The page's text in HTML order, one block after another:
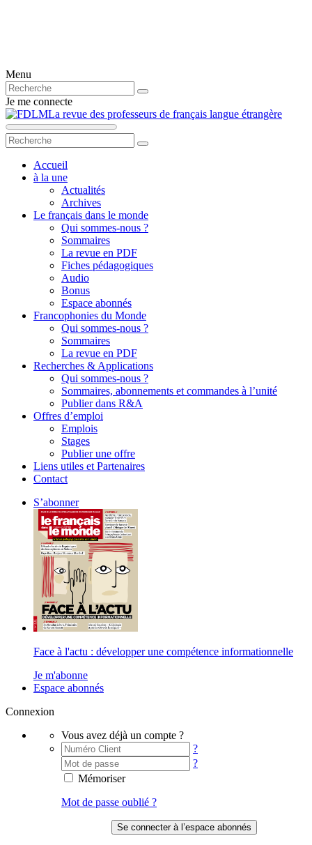
Menu
Je me connecte
La revue des professeurs de français langue étrangère
Accueil
à la une
Actualités
Archives
Le français dans le monde
Qui sommes-nous ?
Sommaires
La revue en PDF
Fiches pédagogiques
Audio
Bonus
Espace abonnés
Francophonies du Monde
Qui sommes-nous ?
Sommaires
La revue en PDF
Recherches & Applications
Qui sommes-nous ?
Sommaires, abonnements et commandes à l’unité
Publier dans R&A
Offres d’emploi
Emplois
Stages
Publier une offre
Liens utiles et Partenaires
Contact
S’abonner
Face à l'actu : développer une compétence informationnelle
Je m'abonne
Espace abonnés
Connexion
Vous avez déjà un compte ?
?
?
Mémoriser
Mot de passe oublié ?